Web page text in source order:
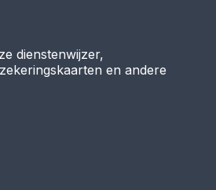
dienstenwijzer,
en andere